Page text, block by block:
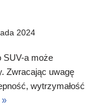
2024
SUV-a może
Zwracając uwagę
wytrzymałość
»